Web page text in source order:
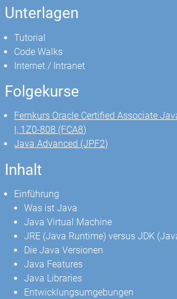
Unterlagen
Tutorial
Code Walks
Internet / Intranet
Folgekurse
Fernkurs Oracle Certified Associate
I, 1Z0-808 (FCA8)
Java Advanced (JPF2)
Inhalt
Einführung
Was ist Java
Java Virtual Machine
JRE (Java Runtime) versus JDK
Die Java Versionen
Java Features
Java Libraries
Entwicklungsumgebungen